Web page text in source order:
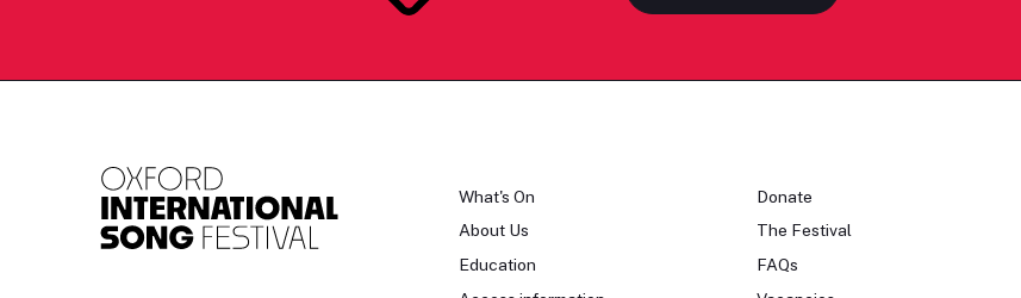
What's On
About Us
Education
Donate
The Festival
FAQs